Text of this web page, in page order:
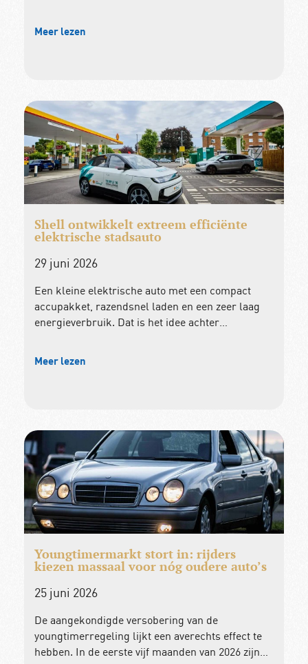
Meer lezen
Shell ontwikkelt extreem efficiënte
elektrische stadsauto
29 juni 2026
Een kleine elektrische auto met een compact
accupakket, razendsnel laden en een zeer laag
energieverbruik. Dat is het idee achter…
Meer lezen
Youngtimermarkt stort in: rijders
kiezen massaal voor nóg oudere auto’s
25 juni 2026
De aangekondigde versobering van de
youngtimerregeling lijkt een averechts effect te
hebben. In de eerste vijf maanden van 2026 zijn…